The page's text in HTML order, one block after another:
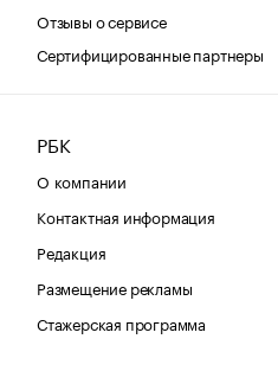
Отзывы о сервисе
Сертифицированные партнеры
РБК
О компании
Контактная информация
Редакция
Размещение рекламы
Стажерская программа